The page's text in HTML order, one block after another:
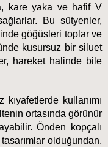
kare yaka ve hafif V
Bu sütyenler,
göğüsleri toplar ve
kusursuz bir siluet
hareket halinde bile
kullanımı
ortasında görünür
Önden kopçalı
olduğundan,